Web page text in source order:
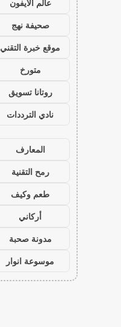
عالم الايفون
صحيفة نهج
موقع خبرة التقني
متورخ
روتانا تسويق
نادي الترددات
المعارف
رمح التقنية
طعم وكيف
أركاني
مدونة صحبة
موسوعة انوار